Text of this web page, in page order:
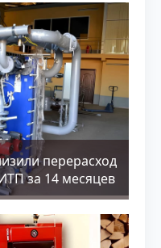
перерасход
за 14 месяцев